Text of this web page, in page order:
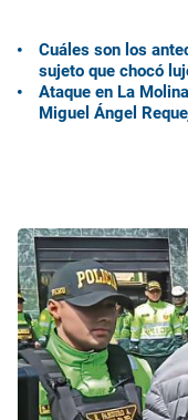
Cuáles son los
sujeto que chocó
Ataque en La
Miguel Ángel